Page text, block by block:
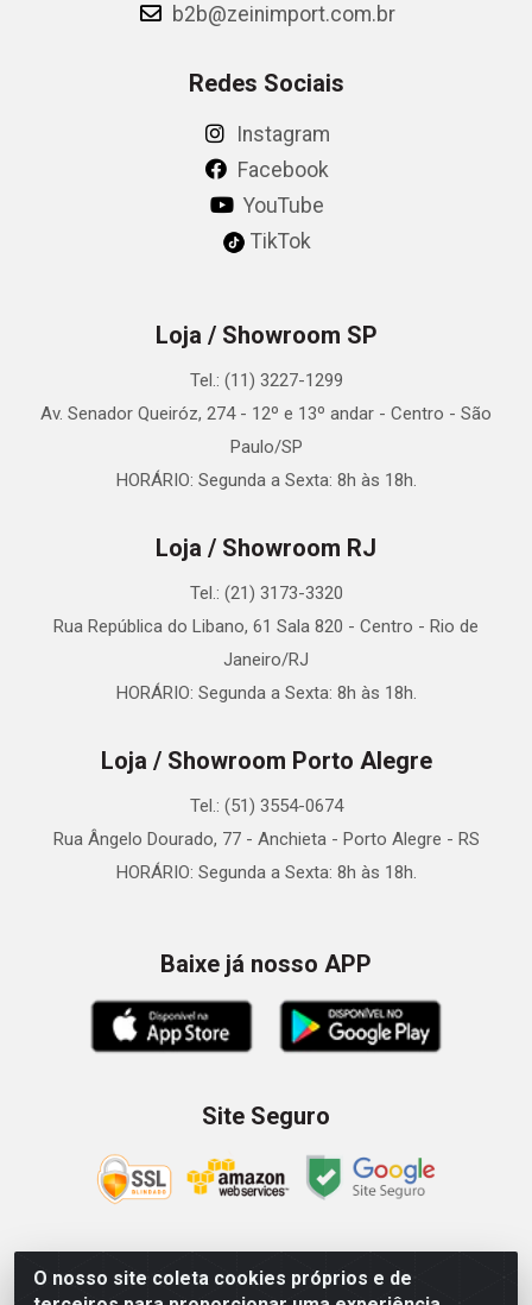
O nosso site coleta cookies próprios e de
b2b@zeinimport.com.br
Redes Sociais
Instagram
Facebook
YouTube
TikTok
Loja / Showroom SP
Tel.: (11) 3227-1299
Av. Senador Queiróz, 274 - 12º e 13º andar - Centro - São
Paulo/SP
HORÁRIO: Segunda a Sexta: 8h às 18h.
Loja / Showroom RJ
Tel.: (21) 3173-3320
Rua República do Libano, 61 Sala 820 - Centro - Rio de
Janeiro/RJ
HORÁRIO: Segunda a Sexta: 8h às 18h.
Loja / Showroom Porto Alegre
Tel.: (51) 3554-0674
Rua Ângelo Dourado, 77 - Anchieta - Porto Alegre - RS
HORÁRIO: Segunda a Sexta: 8h às 18h.
Baixe já nosso APP
Site Seguro
Zein Importação e Comércio LTDA - Av. Senador Queiróz, 274